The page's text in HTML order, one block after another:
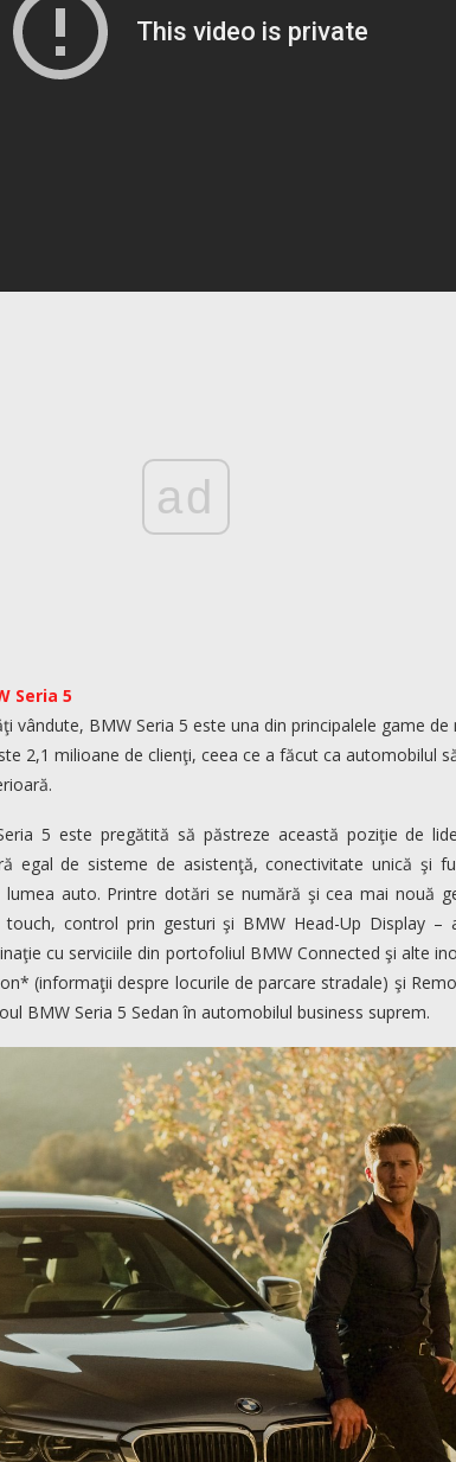
ad
Seria 5
vândute, BMW Seria 5 este una din principalele game
2,1 milioane de clienţi, ceea ce a făcut ca automobilul
5 este pregătită să păstreze această poziţie de
egal de sisteme de asistenţă, conectivitate unică şi
auto. Printre dotări se numără şi cea mai nouă
control prin gesturi şi BMW Head-Up Display –
cu serviciile din portofoliul BMW Connected şi alte
(informaţii despre locurile de parcare stradale) şi
BMW Seria 5 Sedan în automobilul business suprem.